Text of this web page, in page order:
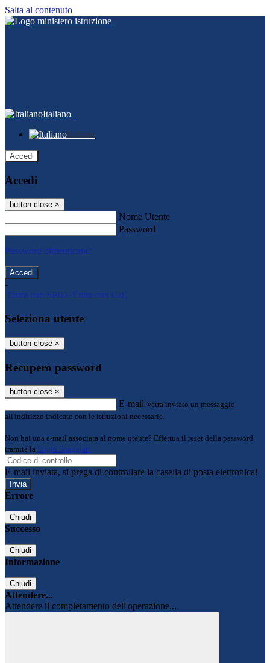
Salta al contenuto
Italiano
Italiano
Accedi
Accedi
button close ×
Nome Utente
Password
Password dimenticata?
-
Entra con SPID Entra con CIE
Seleziona utente
button close ×
Recupero password
button close ×
E-mail Verrà inviato un messaggio
all'indirizzo indicato con le istruzioni necessarie.
Non hai una e-mail associata al nome utente? Effettua il reset della password
tramite la Login Spaggiari
E-mail inviata, si prega di controllare la casella di posta elettronica!
Errore
Chiudi
Successo
Chiudi
Informazione
Chiudi
Attendere...
Attendere il completamento dell'operazione...